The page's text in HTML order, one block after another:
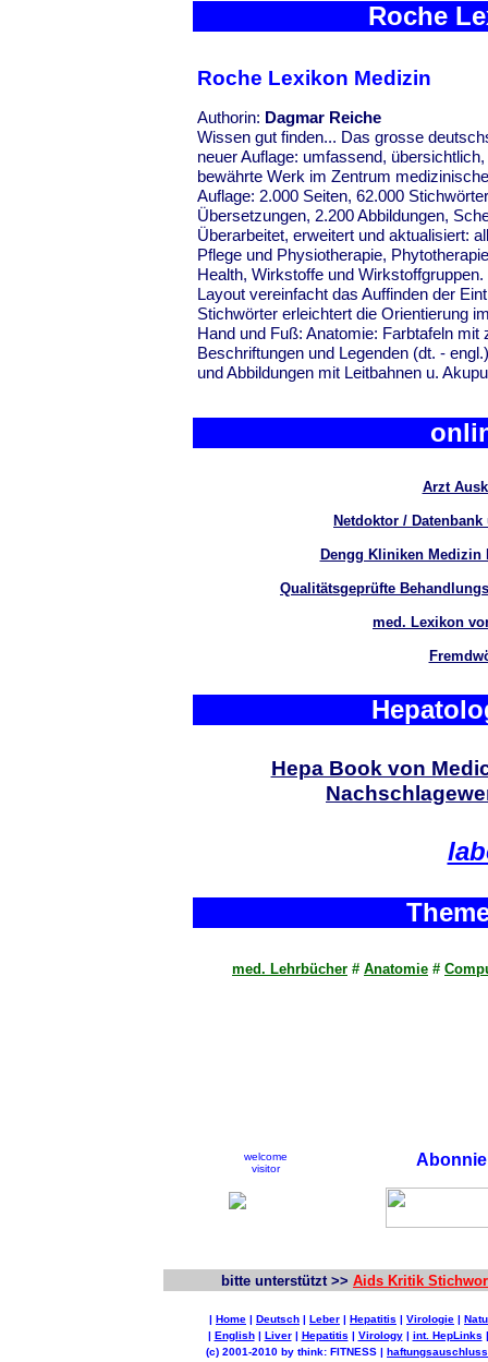
Roche
Roche Lexikon Medizin
Authorin:
Wissen gut finden... Das grosse
neuer Auflage: umfassend,
bewährte Werk im Zentrum
Auflage: 2.000 Seiten, 62.000
Übersetzungen, 2.200 Abbildungen,
Überarbeitet, erweitert und aktualisiert:
Pflege und Physiotherapie,
Health, Wirkstoffe und
Layout vereinfacht das Auffinden der
Stichwörter erleichtert die Orientierung
Hand und Fuß: Anatomie: Farbtafeln mit
Beschriftungen und Legenden (dt. -
und Abbildungen mit Leitbahnen u.
Arzt
Netdoktor /
Dengg Kliniken
Qualitätsgeprüfte
med. Lexikon
Hepa Book von
med. Lehrbücher # Anatomie #
welcome
visitor
bitte unterstützt >> Aids Kritik
| Home | Deutsch | Leber | Hepatitis | Virologie |
| English| Liver| Hepatitis | Virology| int. HepLinks
(c) 2001-2010 by think: FITNESS |